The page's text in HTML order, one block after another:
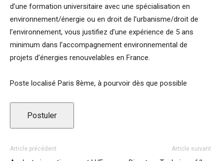
d’une formation universitaire avec une spécialisation en
environnement/énergie ou en droit de l’urbanisme/droit de
l’environnement, vous justifiez d’une expérience de 5 ans
minimum dans l’accompagnement environnemental de
projets d’énergies renouvelables en France.
Poste localisé Paris 8ème, à pourvoir dès que possible
Article précédent Article suivant